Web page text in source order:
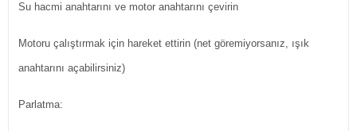
Su hacmi anahtarını ve motor anahtarını çevirin
Motoru çalıştırmak için hareket ettirin (net göremiyorsanız, ışık
anahtarını açabilirsiniz)
Parlatma: